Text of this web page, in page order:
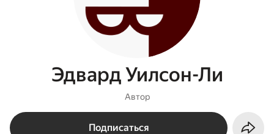
Эдвард Уилсон-Ли
Автор
Подписаться